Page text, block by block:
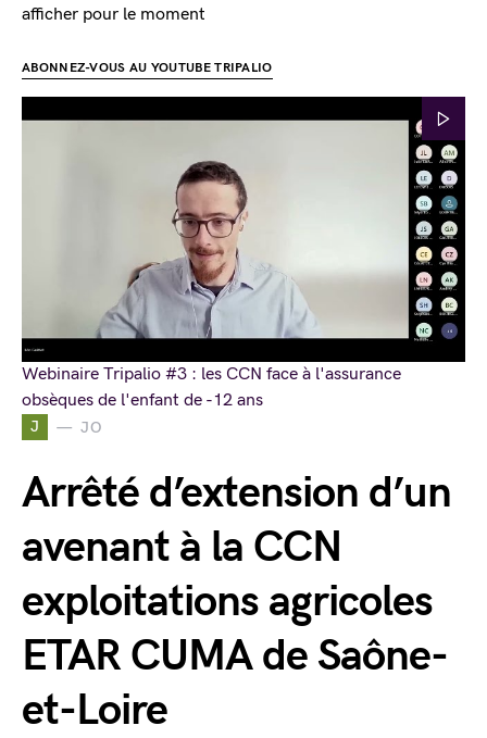
J JO
Arrêté d’extension d’un
avenant à la CCN
exploitations agricoles
ETAR CUMA de Saône-
et-Loire
afficher pour le moment
ABONNEZ-VOUS AU YOUTUBE TRIPALIO
Webinaire Tripalio #3 : les CCN face à l'assurance
obsèques de l'enfant de -12 ans